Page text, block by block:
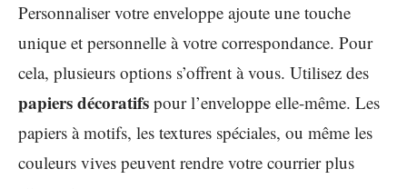
Personnaliser votre enveloppe ajoute une touche
unique et personnelle à votre correspondance. Pour
cela, plusieurs options s’offrent à vous. Utilisez des
papiers décoratifs pour l’enveloppe elle-même. Les
papiers à motifs, les textures spéciales, ou même les
couleurs vives peuvent rendre votre courrier plus